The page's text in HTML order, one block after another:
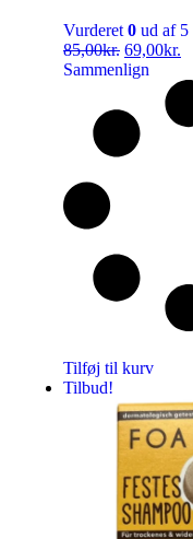
Vurderet 0 ud af 5
85,00kr. 69,00kr.
Sammenlign
Tilføj til kurv
Tilbud!